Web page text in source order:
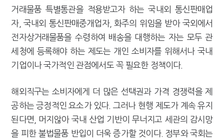
거래물품 특별통관을 적용받고자 하는 국내외 통신판매업
자, 국내외 통신판매중개업자, 화주의 위임을 받아 국외에서
전자상거래물품을 수령하여 배송을 대행하는 자는 모두 관
세청에 등록해야 하는 제도는 개인 소비자를 위해서나 국내
기업이나 국가적인 관점에서도 꼭 필요한 정책이다.
해외직구는 소비자에게 더 많은 선택권과 가격 경쟁력을 제
공하는 긍정적인 요소가 있다. 그러나 현행 제도가 계속 유지
된다면, 머지않아 국내 산업 기반이 무너지고 세관의 감시망
을 피한 불법물품 반입이 더욱 증가할 것이다. 정부와 국회는